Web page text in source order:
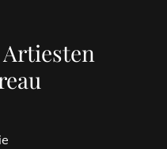
Artiesten